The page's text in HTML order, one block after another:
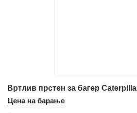
Цена на барање